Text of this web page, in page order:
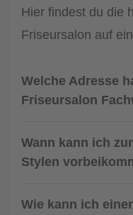
Hier findest du die
Friseursalon auf
Welche Adresse
Friseursalon
Wann kann ich
Stylen
Wie kann ich